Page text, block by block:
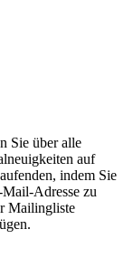
Sie über alle
auf
indem Sie
Adresse zu
Mailingliste